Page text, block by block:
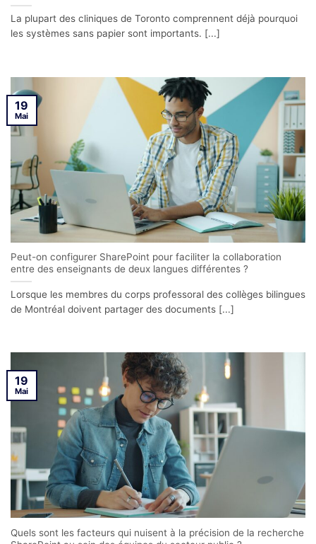
La plupart des cliniques de Toronto comprennent déjà pourquoi
les systèmes sans papier sont importants. [...]
Peut-on configurer SharePoint pour faciliter la collaboration
entre des enseignants de deux langues différentes ?
Lorsque les membres du corps professoral des collèges bilingues
de Montréal doivent partager des documents [...]
19
Mai
Quels sont les facteurs qui nuisent à la précision de la recherche
19
Mai